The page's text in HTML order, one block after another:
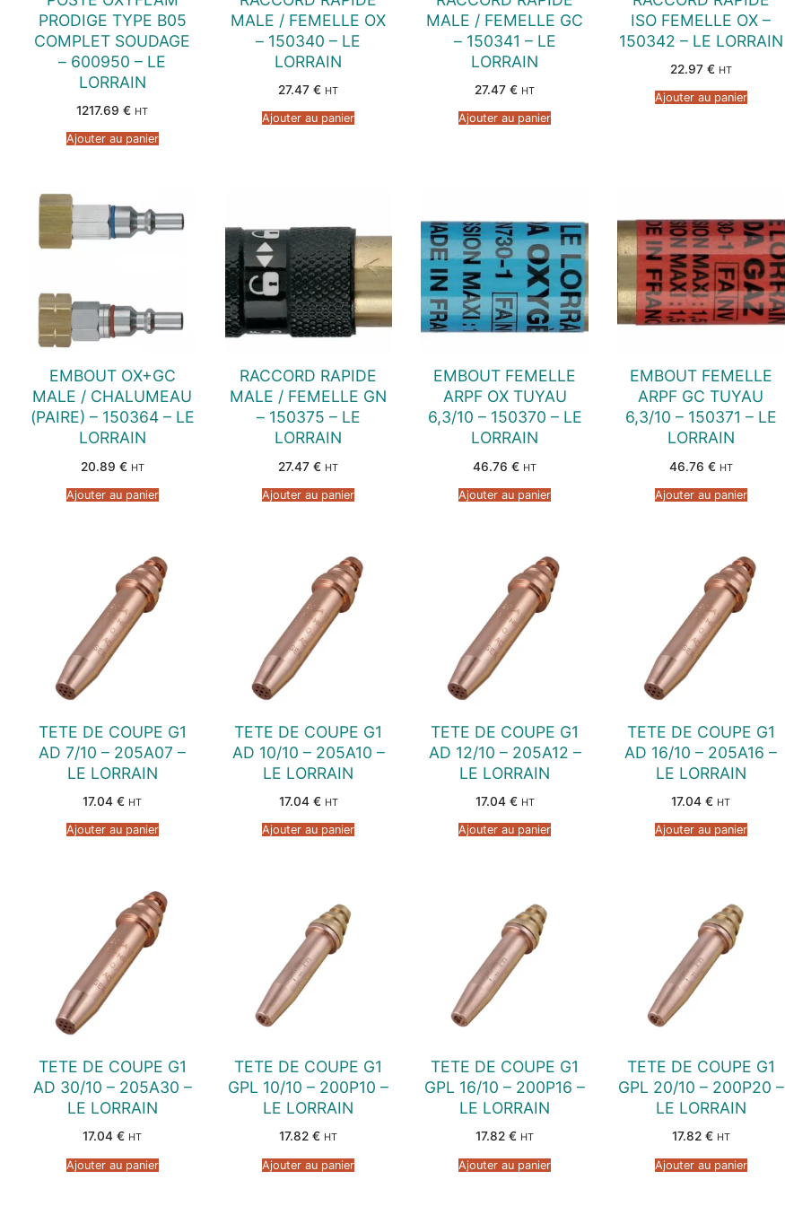
PRODIGE TYPE B05
COMPLET SOUDAGE
– 600950 – LE
LORRAIN
1217.69€ HT
Ajouter au panier
MALE / FEMELLE OX
– 150340 – LE
LORRAIN
27.47€ HT
Ajouter au panier
MALE / FEMELLE GC
– 150341 – LE
LORRAIN
27.47€ HT
Ajouter au panier
ISO FEMELLE OX –
150342 – LE LORRAIN
22.97 € HT
Ajouter au panier
EMBOUT OX+GC
MALE / CHALUMEAU
(PAIRE) – 150364 – LE
LORRAIN
20.89 € HT
Ajouter au panier
RACCORD RAPIDE
MALE / FEMELLE GN
– 150375 – LE
LORRAIN
27.47€ HT
Ajouter au panier
EMBOUT FEMELLE
ARPF OX TUYAU
6,3/10 – 150370 – LE
LORRAIN
46.76€ HT
Ajouter au panier
EMBOUT FEMELLE
ARPF GC TUYAU
6,3/10 – 150371 – LE
LORRAIN
46.76 € HT
Ajouter au panier
TETE DE COUPE G1
AD 7/10 – 205A07 –
LE LORRAIN
17.04€ HT
Ajouter au panier
TETE DE COUPE G1
AD 10/10 – 205A10 –
LE LORRAIN
17.04 € HT
Ajouter au panier
TETE DE COUPE G1
AD 12/10 – 205A12 –
LE LORRAIN
17.04 € HT
Ajouter au panier
TETE DE COUPE G1
AD 16/10 – 205A16 –
LE LORRAIN
17.04€ HT
Ajouter au panier
TETE DE COUPE G1
AD 30/10 – 205A30 –
LE LORRAIN
17.04€ HT
Ajouter au panier
TETE DE COUPE G1
GPL 10/10 – 200P10 –
LE LORRAIN
17.82€ HT
Ajouter au panier
TETE DE COUPE G1
GPL 16/10 – 200P16 –
LE LORRAIN
17.82€ HT
Ajouter au panier
TETE DE COUPE G1
GPL 20/10 – 200P20 –
LE LORRAIN
17.82 € HT
Ajouter au panier